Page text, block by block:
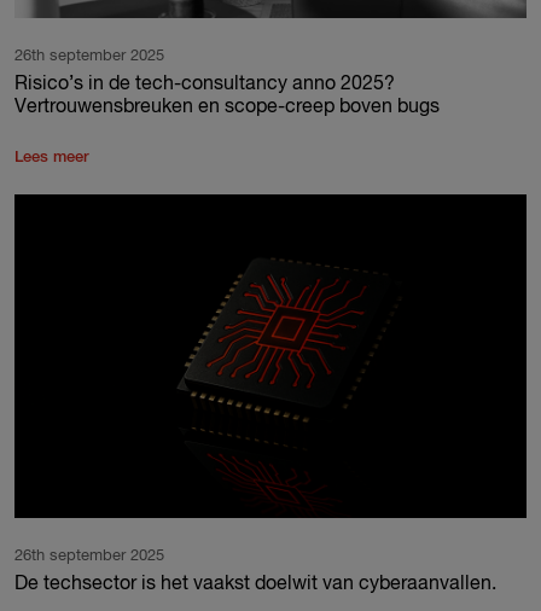
26th september 2025
Risico’s in de tech-consultancy anno 2025?
Vertrouwensbreuken en scope-creep boven bugs
Lees meer
26th september 2025
De techsector is het vaakst doelwit van cyberaanvallen.